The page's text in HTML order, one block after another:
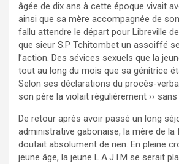
âgée de dix ans à cette époque vivait
ainsi que sa mère accompagnée de
fallu attendre le départ pour Libreville
que sieur S.P Tchitombet un assoiffé
l’action. Des sévices sexuels que la
tout au long du mois que sa génitrice
Selon ses déclarations du procès-
son père la violait régulièrement ››
De retour après avoir passé un long
administrative gabonaise, la mère de la
doutait absolument de rien. En pleine
jeune âge, la jeune L.A.J.I.M se serait